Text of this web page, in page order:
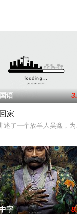
，憧憬舞蹈学校的丽莎
首秀做准备的同时，
语
家
述了一个放羊人吴鑫，
字